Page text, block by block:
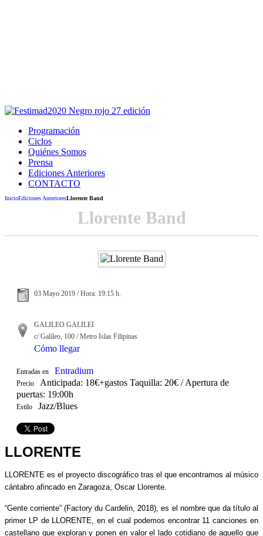
Programación
Ciclos
Quiénes Somos
Prensa
Ediciones Anteriores
CONTACTO
InicioEdiciones AnterioresLlorente Band
Llorente Band
03 Mayo 2019 / Hora: 19:15 h.
GALILEO GALILEI
c/ Galileo, 100 / Metro Islas Filipinas
Cómo llegar
Entradas en Entradium
Precio
Anticipada: 18€+gastos Taquilla: 20€ / Apertura de
puertas: 19:00h
Estilo Jazz/Blues
LLORENTE
LLORENTE es el proyecto discográfico tras el que encontramos al músico
cántabro afincado en Zaragoza, Oscar Llorente.
“Gente corriente” (Factory du Cardelin, 2018), es el nombre que da título al
primer LP de LLORENTE, en el cual podemos encontrar 11 canciones en
castellano que exploran y ponen en valor el lado cotidiano de aquello que